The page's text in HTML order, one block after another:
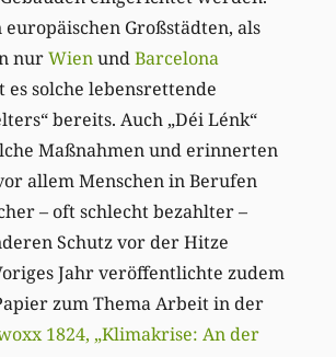
Großstädten, als
nurWienundBarcelona
es solche lebensrettende
bereits. Auch „Déi Lénk“
Maßnahmen und erinnerten
allem Menschen in Berufen
– oft schlecht bezahlter –
Schutz vor der Hitze
Jahr veröffentlichte zudem
zum Thema Arbeit in der
1824, „Klimakrise: An der